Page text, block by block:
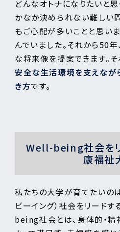
どんなオトナになりたいと思
かなか決められない難しい
もご心配が多いことと思いま
んでいました。それから50
な将来像を提案できます。
安全な生活環境を支えなが
き方です。
Well-being社会を
康福祉
私たちの大学が育てたいの
ビーイング）社会をリード
being社会とは、身体的・